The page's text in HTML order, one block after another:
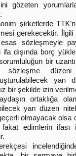
gözeten
şirketlerde
gerekecektir.
esas sözleşmeyle
dışında borç
bir
düzeni
yan
bir şekilde izin
ortaklığa
yan düzen
olmayacak
fakat edimlerin